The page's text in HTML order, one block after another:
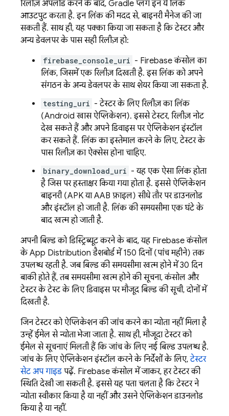
रिलीज़ अपलोड करने के बाद, Gradle प्लग इन ये लिंक
आउटपुट करता है. इन लिंक की मदद से, बाइनरी मैनेज की जा
सकती हैं. साथ ही, यह पक्का किया जा सकता है कि टेस्टर और
अन्य डेवलपर के पास सही रिलीज़ हो:
firebase_console_uri - Firebaseकंसोल का
लिंक, जिसमें एक रिलीज़ दिखती है. इस लिंक को अपने
संगठन के अन्य डेवलपर के साथ शेयर किया जा सकता है.
testing_uri - टेस्टर के लिए रिलीज़ का लिंक
(Android खास ऐप्लिकेशन). इससे टेस्टर, रिलीज़ नोट
देख सकते हैं और अपने डिवाइस पर ऐप्लिकेशन इंस्टॉल
कर सकते हैं. लिंक का इस्तेमाल करने के लिए, टेस्टर के
पास रिलीज़ का ऐक्सेस होना चाहिए.
binary_download_uri - यह एक ऐसा लिंक होता
है जिस पर हस्ताक्षर किया गया होता है. इससे ऐप्लिकेशन
बाइनरी (APK या AAB फ़ाइल) सीधे तौर पर डाउनलोड
और इंस्टॉल हो जाती है. लिंक की समयसीमा एक घंटे के
बाद खत्म हो जाती है.
अपनी बिल्ड को डिस्ट्रिब्यूट करने के बाद, यह Firebaseकंसोल
केApp Distribution डैशबोर्ड में 150 दिनों (पांच महीने) तक
उपलब्ध रहती है. जब बिल्ड की समयसीमा खत्म होने में 30 दिन
बाकी होते हैं, तब समयसीमा खत्म होने की सूचना, कंसोल और
टेस्टर के टेस्ट के लिए डिवाइस पर मौजूद बिल्ड की सूची, दोनों में
दिखती है.
जिन टेस्टर को ऐप्लिकेशन की जांच करने का न्योता नहीं मिला है
उन्हें ईमेल से न्योता भेजा जाता है. साथ ही, मौजूदा टेस्टर को
ईमेल से सूचनाएं मिलती हैं कि जांच के लिए नई बिल्ड उपलब्ध है.
जांच के लिए ऐप्लिकेशन इंस्टॉल करने के निर्देशों के लिए,टेस्टर
सेट अप गाइड पढ़ें. Firebaseकंसोल में जाकर, हर टेस्टर की
स्थिति देखी जा सकती है. इससे यह पता चलता है कि टेस्टर ने
न्योता स्वीकार किया है या नहीं और उसने ऐप्लिकेशन डाउनलोड
किया है या नहीं.